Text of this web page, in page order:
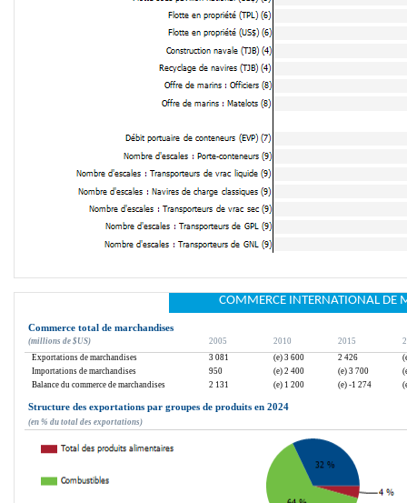
COMMERCE INTERNATIONAL DE
Commerce total de marchandises
(millions de $US) 2005 2010 2015
Exportations de marchandises
3 081 (e) 3 600 2 426
Importations de marchandises
950 (e) 2 400 (e) 3 700
Balance du commerce de marchandises
2 131 (e) 1 200 (e) -1 274
Structure des exportations par groupes de produits en 2024
(en % du total des exportations)